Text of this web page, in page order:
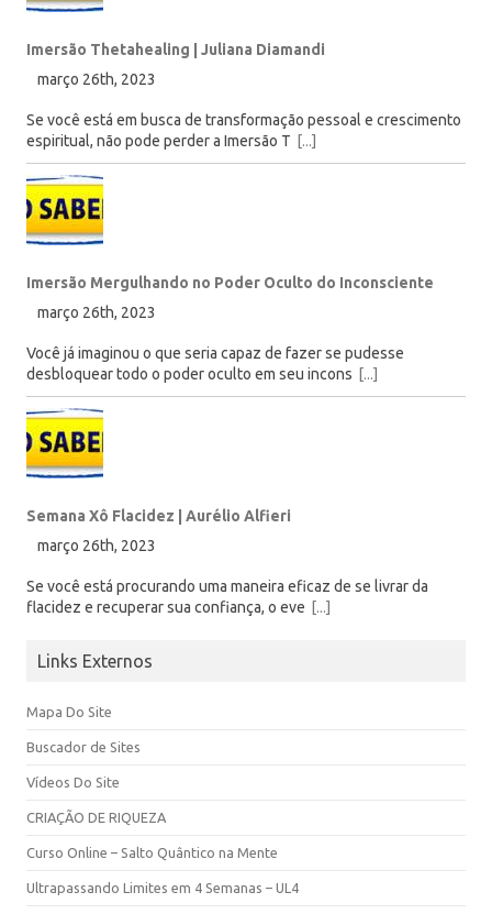
Imersão Thetahealing | Juliana Diamandi
março 26th, 2023
Se você está em busca de transformação pessoal e crescimento
espiritual, não pode perder a Imersão T [...]
Imersão Mergulhando no Poder Oculto do Inconsciente
março 26th, 2023
Você já imaginou o que seria capaz de fazer se pudesse
desbloquear todo o poder oculto em seu incons [...]
Semana Xô Flacidez | Aurélio Alfieri
março 26th, 2023
Se você está procurando uma maneira eficaz de se livrar da
flacidez e recuperar sua confiança, o eve [...]
Links Externos
Mapa Do Site
Buscador de Sites
Vídeos Do Site
CRIAÇÃO DE RIQUEZA
Curso Online – Salto Quântico na Mente
Ultrapassando Limites em 4 Semanas – UL4